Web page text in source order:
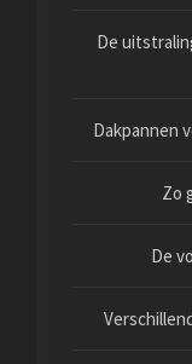
De
Dakpannen
Zo
De